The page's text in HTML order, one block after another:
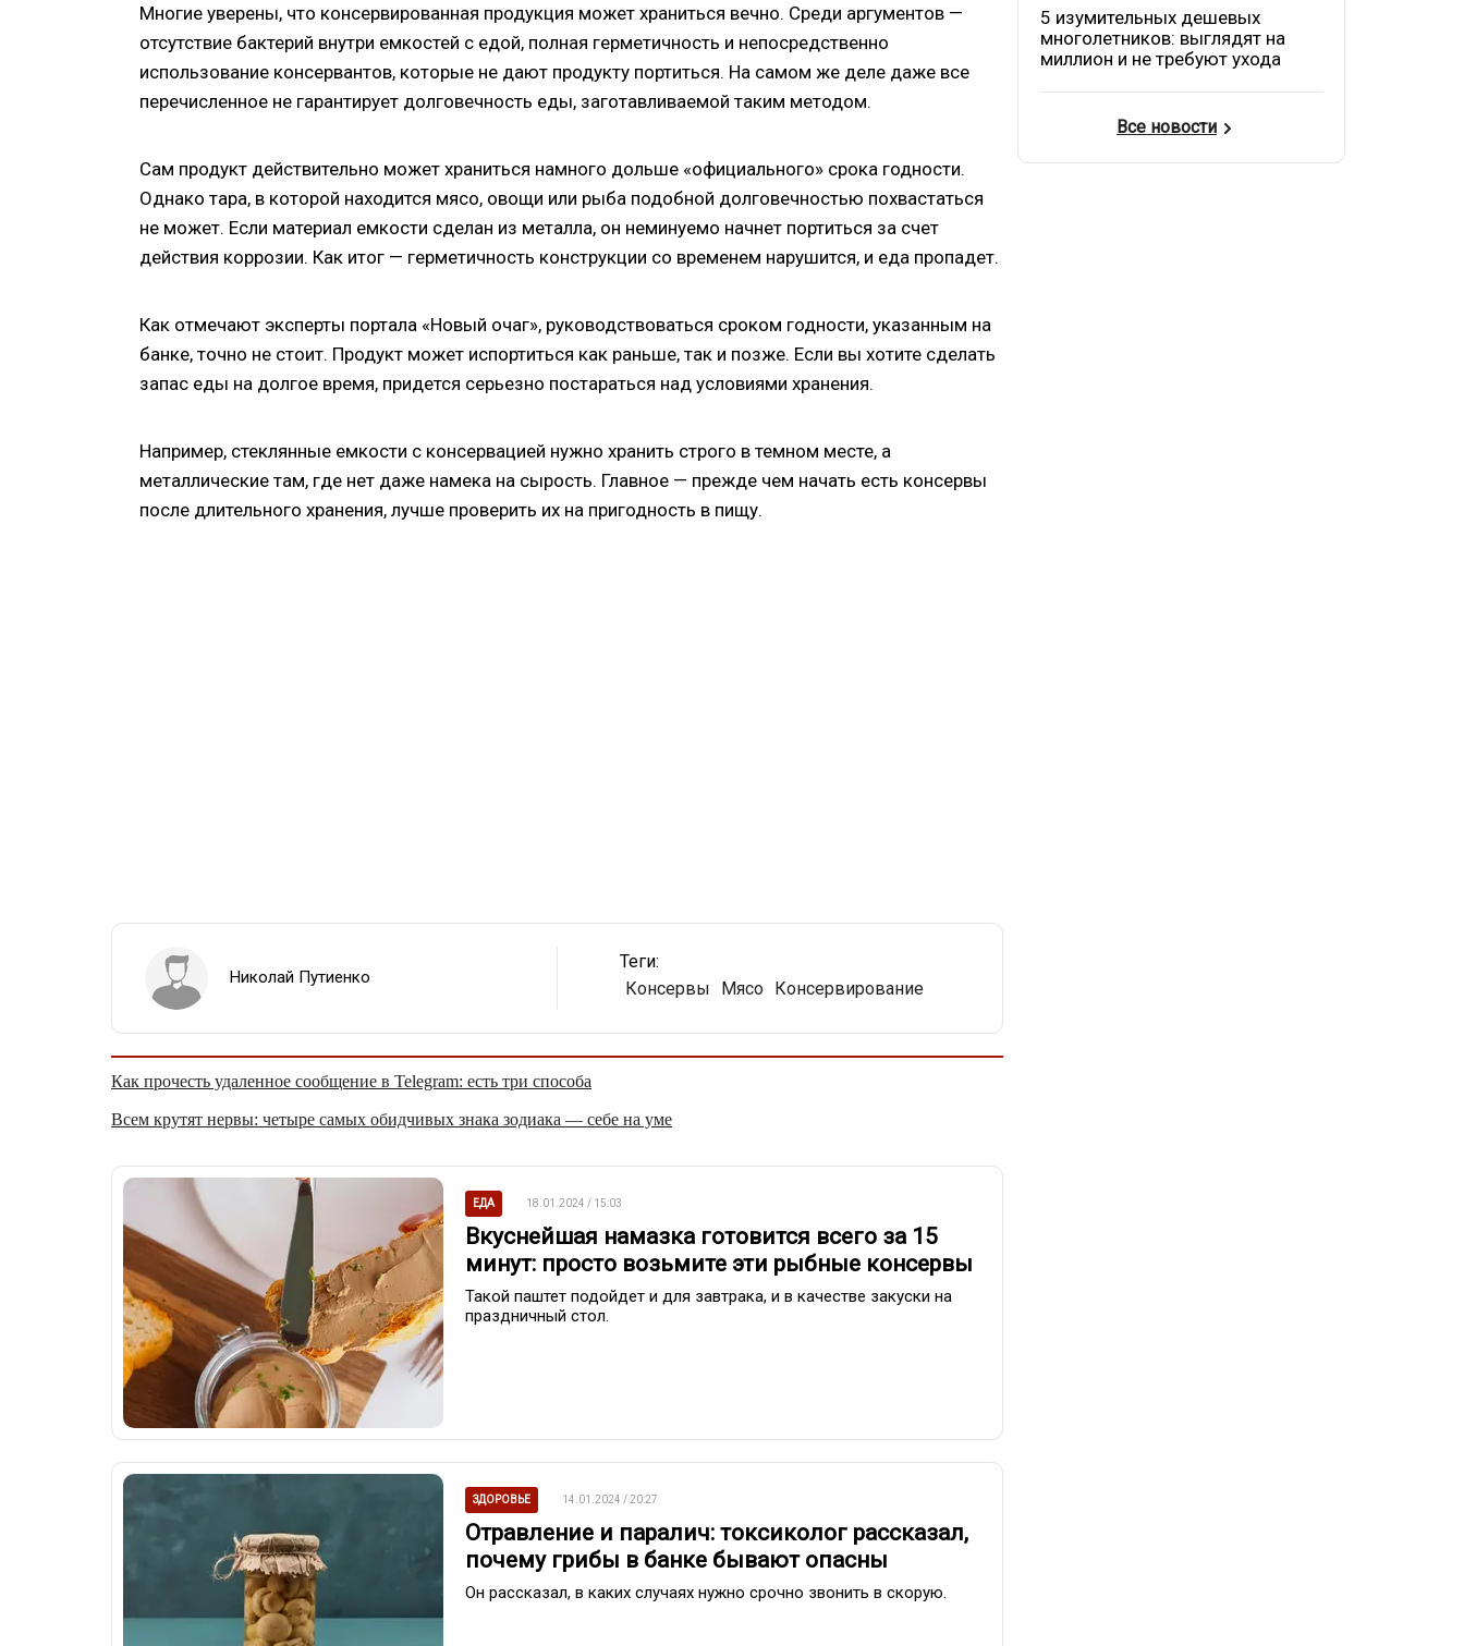
Многие уверены, что консервированная продукция может храниться вечно. Среди аргументов —
отсутствие бактерий внутри емкостей с едой, полная герметичность и непосредственно
использование консервантов, которые не дают продукту портиться. На самом же деле даже все
перечисленное не гарантирует долговечность еды, заготавливаемой таким методом.
Сам продукт действительно может храниться намного дольше «официального» срока годности.
Однако тара, в которой находится мясо, овощи или рыба подобной долговечностью похвастаться
не может. Если материал емкости сделан из металла, он неминуемо начнет портиться за счет
действия коррозии. Как итог — герметичность конструкции со временем нарушится, и еда пропадет.
Как отмечают эксперты портала «Новый очаг», руководствоваться сроком годности, указанным на
банке, точно не стоит. Продукт может испортиться как раньше, так и позже. Если вы хотите сделать
запас еды на долгое время, придется серьезно постараться над условиями хранения.
Например, стеклянные емкости с консервацией нужно хранить строго в темном месте, а
металлические там, где нет даже намека на сырость. Главное — прежде чем начать есть консервы
после длительного хранения, лучше проверить их на пригодность в пищу.
Николай Путиенко
Теги:
Консервы
Мясо Консервирование
Как прочесть удаленное сообщение в Telegram: есть три способа
Всем крутят нервы: четыре самых обидчивых знака зодиака — себе на уме
ЕДА 18.01.2024 / 15:03
Вкуснейшая намазка готовится всего за 15
минут: просто возьмите эти рыбные консервы
Такой паштет подойдет и для завтрака, и в качестве закуски на
праздничный стол.
ЗДОРОВЬЕ 14.01.2024 / 20:27
Отравление и паралич: токсиколог рассказал,
почему грибы в банке бывают опасны
Он рассказал, в каких случаях нужно срочно звонить в скорую.
5 изумительных дешевых
многолетников: выглядят на
миллион и не требуют ухода
Все новости